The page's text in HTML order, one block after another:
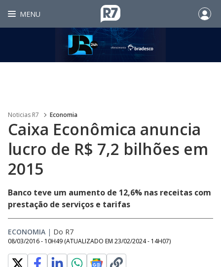
MENU
Noticias R7 Economia
Caixa Econômica anuncia
lucro de R$ 7,2 bilhões em
2015
Banco teve um aumento de 12,6% nas receitas com
prestação de serviços e tarifas
ECONOMIA | Do R7
08/03/2016 - 10H49 (ATUALIZADO EM 23/02/2024 - 14H07)